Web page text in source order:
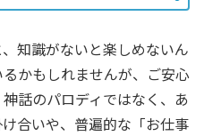
知識がないと楽しめないん
かもしれませんが、ご安心
話のパロディではなく、あ
合いや、普遍的な「お仕事